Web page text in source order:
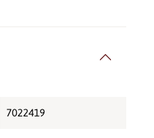
7022419